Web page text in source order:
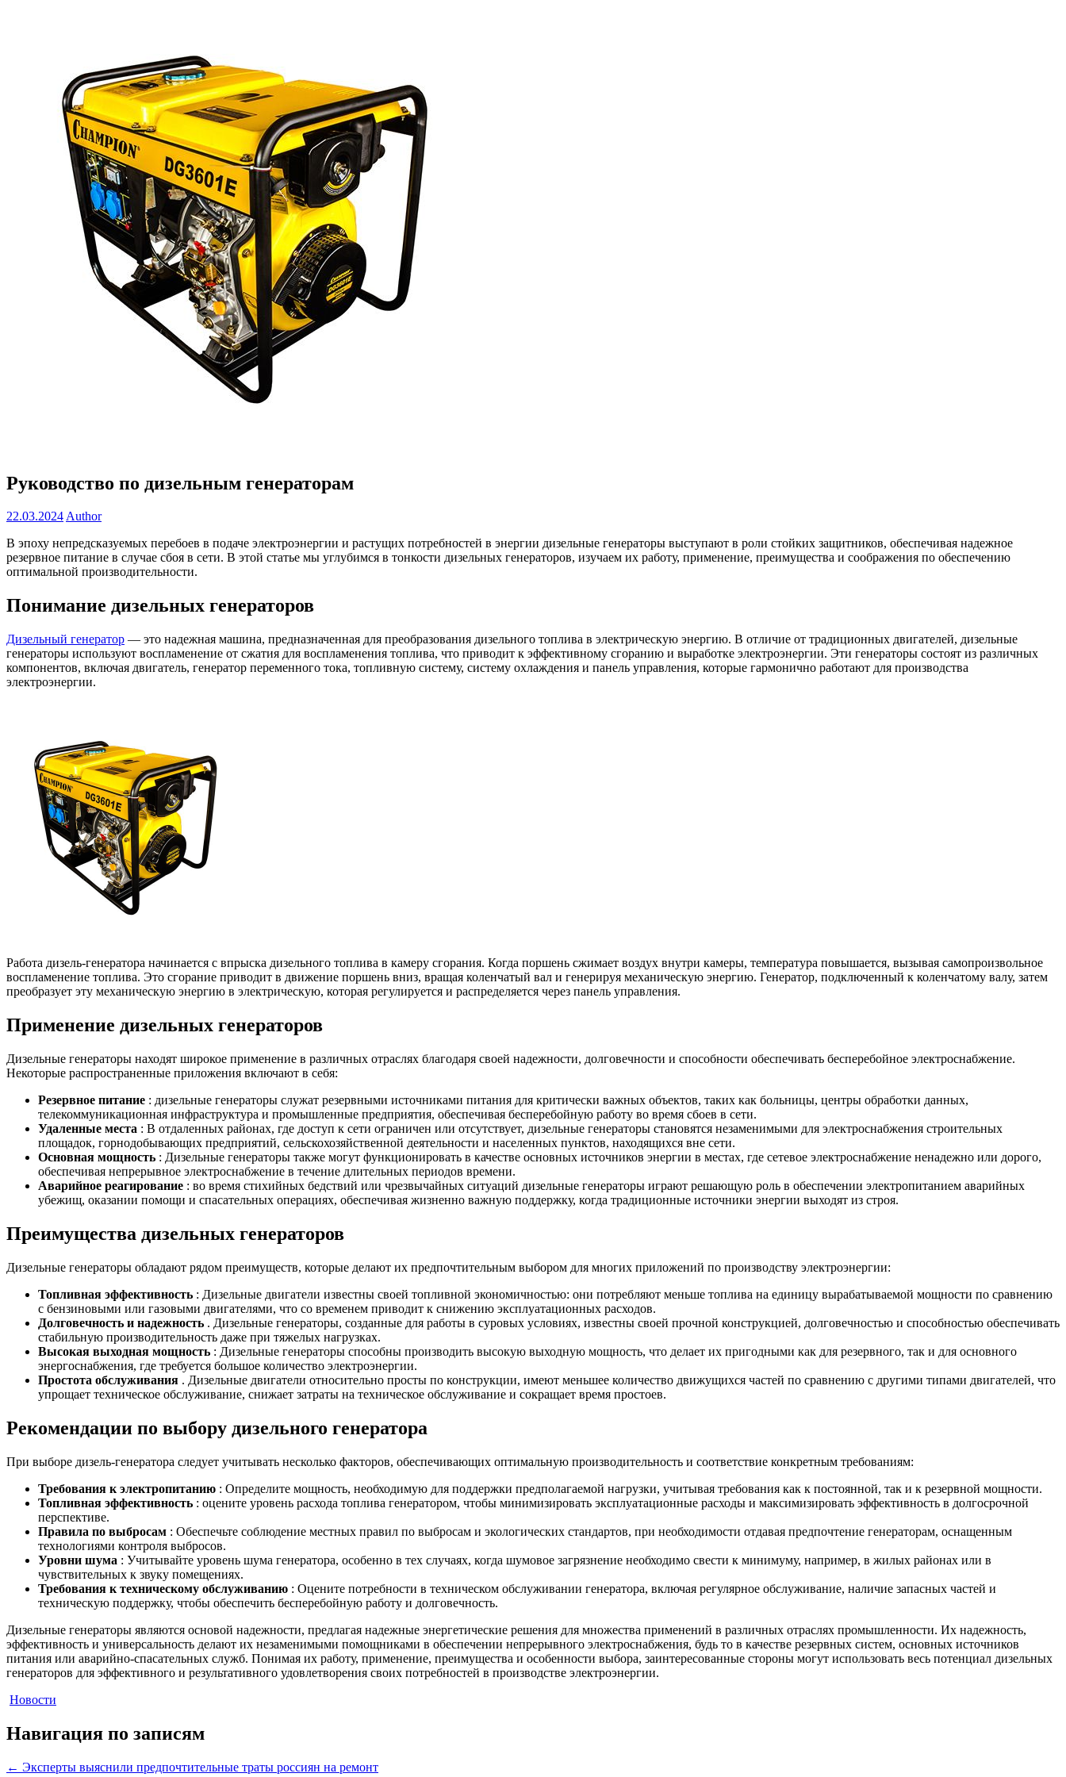
Руководство по дизельным генераторам
22.03.2024Author
В эпоху непредсказуемых перебоев в подаче электроэнергии и растущих потребностей в энергии дизельные генераторы выступают в роли стойких защитников, обеспечивая надежное
резервное питание в случае сбоя в сети. В этой статье мы углубимся в тонкости дизельных генераторов, изучаем их работу, применение, преимущества и соображения по обеспечению
оптимальной производительности.
Понимание дизельных генераторов
Дизельный генератор — это надежная машина, предназначенная для преобразования дизельного топлива в электрическую энергию. В отличие от традиционных двигателей, дизельные
генераторы используют воспламенение от сжатия для воспламенения топлива, что приводит к эффективному сгоранию и выработке электроэнергии. Эти генераторы состоят из различных
компонентов, включая двигатель, генератор переменного тока, топливную систему, систему охлаждения и панель управления, которые гармонично работают для производства
электроэнергии.
Работа дизель-генератора начинается с впрыска дизельного топлива в камеру сгорания. Когда поршень сжимает воздух внутри камеры, температура повышается, вызывая самопроизвольное
воспламенение топлива. Это сгорание приводит в движение поршень вниз, вращая коленчатый вал и генерируя механическую энергию. Генератор, подключенный к коленчатому валу, затем
преобразует эту механическую энергию в электрическую, которая регулируется и распределяется через панель управления.
Применение дизельных генераторов
Дизельные генераторы находят широкое применение в различных отраслях благодаря своей надежности, долговечности и способности обеспечивать бесперебойное электроснабжение.
Некоторые распространенные приложения включают в себя:
Резервное питание : дизельные генераторы служат резервными источниками питания для критически важных объектов, таких как больницы, центры обработки данных,
телекоммуникационная инфраструктура и промышленные предприятия, обеспечивая бесперебойную работу во время сбоев в сети.
Удаленные места : В отдаленных районах, где доступ к сети ограничен или отсутствует, дизельные генераторы становятся незаменимыми для электроснабжения строительных
площадок, горнодобывающих предприятий, сельскохозяйственной деятельности и населенных пунктов, находящихся вне сети.
Основная мощность : Дизельные генераторы также могут функционировать в качестве основных источников энергии в местах, где сетевое электроснабжение ненадежно или дорого,
обеспечивая непрерывное электроснабжение в течение длительных периодов времени.
Аварийное реагирование : во время стихийных бедствий или чрезвычайных ситуаций дизельные генераторы играют решающую роль в обеспечении электропитанием аварийных
убежищ, оказании помощи и спасательных операциях, обеспечивая жизненно важную поддержку, когда традиционные источники энергии выходят из строя.
Преимущества дизельных генераторов
Дизельные генераторы обладают рядом преимуществ, которые делают их предпочтительным выбором для многих приложений по производству электроэнергии:
Топливная эффективность : Дизельные двигатели известны своей топливной экономичностью: они потребляют меньше топлива на единицу вырабатываемой мощности по сравнению
с бензиновыми или газовыми двигателями, что со временем приводит к снижению эксплуатационных расходов.
Долговечность и надежность . Дизельные генераторы, созданные для работы в суровых условиях, известны своей прочной конструкцией, долговечностью и способностью обеспечивать
стабильную производительность даже при тяжелых нагрузках.
Высокая выходная мощность : Дизельные генераторы способны производить высокую выходную мощность, что делает их пригодными как для резервного, так и для основного
энергоснабжения, где требуется большое количество электроэнергии.
Простота обслуживания . Дизельные двигатели относительно просты по конструкции, имеют меньшее количество движущихся частей по сравнению с другими типами двигателей, что
упрощает техническое обслуживание, снижает затраты на техническое обслуживание и сокращает время простоев.
Рекомендации по выбору дизельного генератора
При выборе дизель-генератора следует учитывать несколько факторов, обеспечивающих оптимальную производительность и соответствие конкретным требованиям:
Требования к электропитанию : Определите мощность, необходимую для поддержки предполагаемой нагрузки, учитывая требования как к постоянной, так и к резервной мощности.
Топливная эффективность : оцените уровень расхода топлива генератором, чтобы минимизировать эксплуатационные расходы и максимизировать эффективность в долгосрочной
перспективе.
Правила по выбросам : Обеспечьте соблюдение местных правил по выбросам и экологических стандартов, при необходимости отдавая предпочтение генераторам, оснащенным
технологиями контроля выбросов.
Уровни шума : Учитывайте уровень шума генератора, особенно в тех случаях, когда шумовое загрязнение необходимо свести к минимуму, например, в жилых районах или в
чувствительных к звуку помещениях.
Требования к техническому обслуживанию : Оцените потребности в техническом обслуживании генератора, включая регулярное обслуживание, наличие запасных частей и
техническую поддержку, чтобы обеспечить бесперебойную работу и долговечность.
Дизельные генераторы являются основой надежности, предлагая надежные энергетические решения для множества применений в различных отраслях промышленности. Их надежность,
эффективность и универсальность делают их незаменимыми помощниками в обеспечении непрерывного электроснабжения, будь то в качестве резервных систем, основных источников
питания или аварийно-спасательных служб. Понимая их работу, применение, преимущества и особенности выбора, заинтересованные стороны могут использовать весь потенциал дизельных
генераторов для эффективного и результативного удовлетворения своих потребностей в производстве электроэнергии.
Новости
Навигация по записям
← Эксперты выяснили предпочтительные траты россиян на ремонт